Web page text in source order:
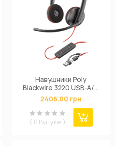
Навушники Poly
Blackwire 3220 USB-A/C
(8X228AA)
2406.00 грн
( 0 Відгуків )